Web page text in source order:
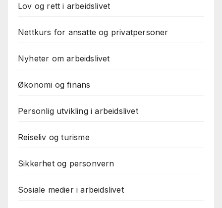
Lov og rett i arbeidslivet
Nettkurs for ansatte og privatpersoner
Nyheter om arbeidslivet
Økonomi og finans
Personlig utvikling i arbeidslivet
Reiseliv og turisme
Sikkerhet og personvern
Sosiale medier i arbeidslivet